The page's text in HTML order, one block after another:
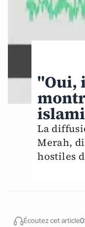
"Oui,
La
Merah,
hostiles
Écoutez cet article